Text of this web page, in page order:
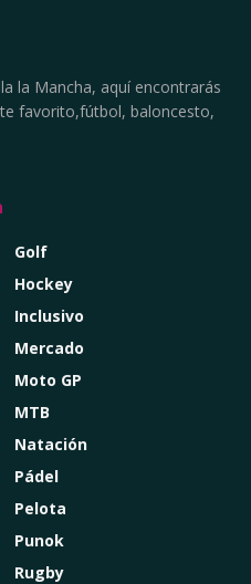
la Mancha, aquí encontrarás
favorito,fútbol, baloncesto,
Golf
Hockey
Inclusivo
Mercado
Moto GP
MTB
Natación
Pádel
Pelota
Punok
Rugby